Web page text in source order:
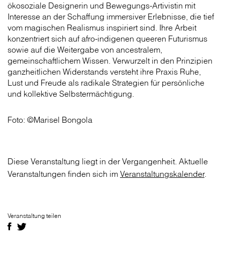
ökosoziale Designerin und Bewegungs-Artivistin mit
Interesse an der Schaffung immersiver Erlebnisse, die tief
vom magischen Realismus inspiriert sind. Ihre Arbeit
konzentriert sich auf afro-indigenen queeren Futurismus
sowie auf die Weitergabe von ancestralem,
gemeinschaftlichem Wissen. Verwurzelt in den Prinzipien
ganzheitlichen Widerstands versteht ihre Praxis Ruhe,
Lust und Freude als radikale Strategien für persönliche
und kollektive Selbstermächtigung.
Foto: ©Marisel Bongola
Diese Veranstaltung liegt in der Vergangenheit. Aktuelle
Veranstaltungen finden sich im Veranstaltungskalender.
Veranstaltung teilen